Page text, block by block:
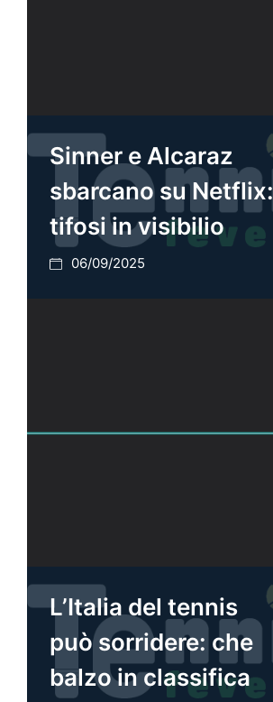
Sinner e Alcaraz
sbarcano su Netflix:
tifosi in visibilio
06/09/2025
L’Italia del tennis
può sorridere: che
balzo in classifica